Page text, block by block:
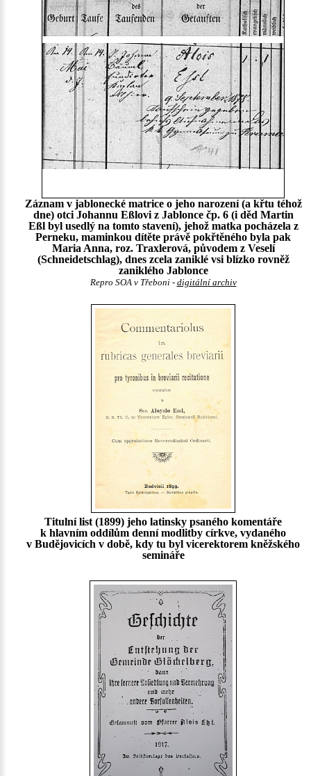
Záznam v jablonecké matrice o jeho narození (a křtu téhož
dne) otci Johannu Eßlovi z Jablonce čp. 6 (i děd Martin
Eßl byl usedlý na tomto stavení), jehož matka pocházela z
Perneku, maminkou dítěte právě pokřtěného byla pak
Maria Anna, roz. Traxlerová, původem z Veselí
(Schneidetschlag), dnes zcela zaniklé vsi blízko rovněž
zaniklého Jablonce
Repro SOA v Třeboni - digitální archiv
Titulní list (1899) jeho latinsky psaného komentáře
k hlavním oddílům denní modlitby církve, vydaného
v Budějovicích v době, kdy tu byl vicerektorem kněžského
semináře